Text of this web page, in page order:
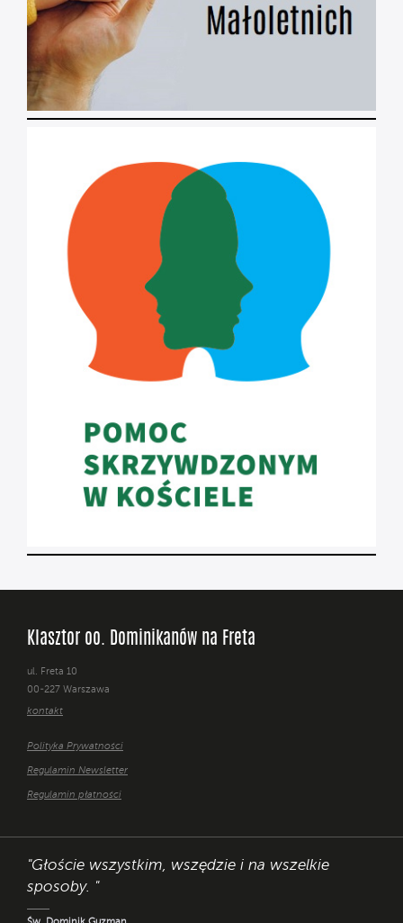
Klasztor oo. Dominikanów na Freta
ul. Freta 10
00-227 Warszawa
kontakt
Polityka Prywatności
Regulamin Newsletter
Regulamin płatności
"Głoście wszystkim, wszędzie i na wszelkie
sposoby. "